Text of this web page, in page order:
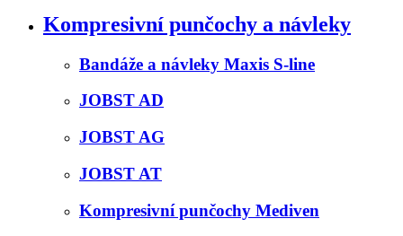
Kompresivní punčochy a návleky
Bandáže a návleky Maxis S-line
JOBST AD
JOBST AG
JOBST AT
Kompresivní punčochy Mediven